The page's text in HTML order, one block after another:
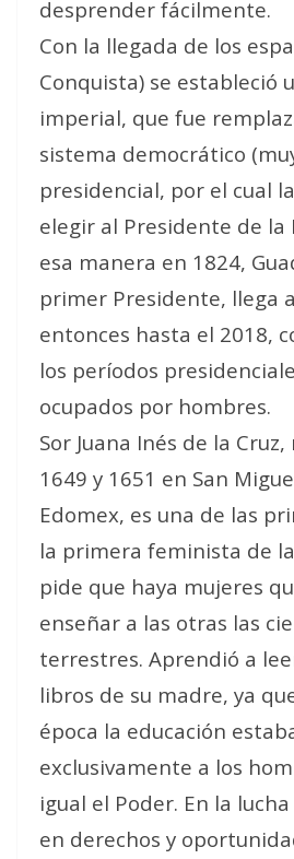
desprender fácilmente.
Con la llegada de los
Conquista) se estableció
imperial, que fue
sistema democrático
presidencial, por el cual
elegir al Presidente de la
esa manera en 1824,
primer Presidente, llega
entonces hasta el 2018,
los períodos
ocupados por hombres.
Sor Juana Inés de la
1649 y 1651 en San
Edomex, es una de las
la primera feminista de
pide que haya mujeres
enseñar a las otras las
terrestres. Aprendió a
libros de su madre, ya
época la educación
exclusivamente a los
igual el Poder. En la
en derechos y